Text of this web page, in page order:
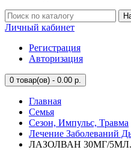
Личный кабинет
Регистрация
Авторизация
0 товар(ов) - 0.00 р.
Главная
Семья
Сезон, Импульс, Травма
Лечение Заболеваний
ЛАЗОЛВАН 30МГ/